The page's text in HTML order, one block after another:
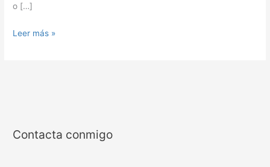
o […]
Leer más »
Contacta conmigo